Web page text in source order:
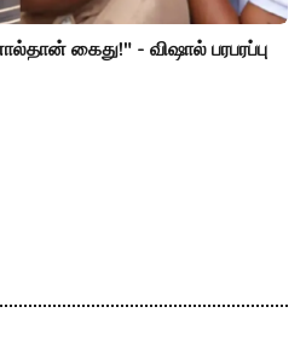
கைது!" - விஷால் பரபரப்பு